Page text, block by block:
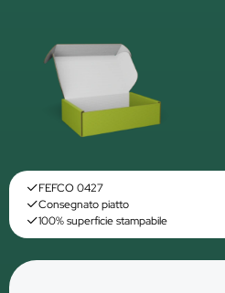
FEFCO 0427
Consegnato piatto
100% superficie stampabile